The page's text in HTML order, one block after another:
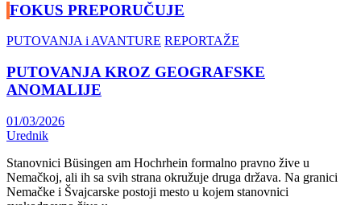
FOKUS PREPORUČUJE
PUTOVANJA i AVANTURE REPORTAŽE
PUTOVANJA KROZ GEOGRAFSKE
ANOMALIJE
01/03/2026
Urednik
Stanovnici Büsingen am Hochrhein formalno pravno žive u
Nemačkoj, ali ih sa svih strana okružuje druga država. Na granici
Nemačke i Švajcarske postoji mesto u kojem stanovnici